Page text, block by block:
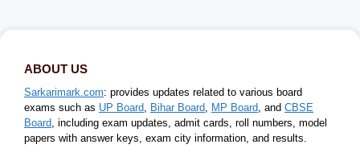
ABOUT US
Sarkarimark.com: provides updates related to various board
exams such as UP Board Bihar Board MP Board , and CBSE
Board , including exam updates, admit cards, roll numbers, model
papers with answer keys, exam city information, and results.